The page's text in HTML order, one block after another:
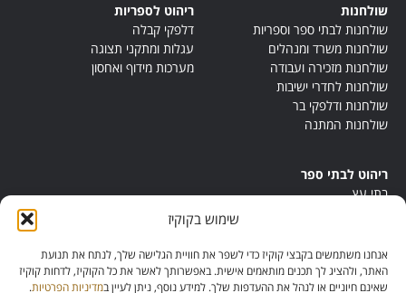
שימוש בקוקיז
אנחנו משתמשים בקבצי קוקיז כדי לשפר את חוויית הגלישה שלך, לנתח את תנועת
האתר, ולהציג לך תכנים מותאמים אישית. באפשרותך לאשר את כל הקוקיז, לדחות קוקיז
שאינם חיוניים או לנהל את ההעדפות שלך. למידע נוסף, ניתן לעיין במדיניות הפרטיות.
שולחנות
שולחנות לבתי ספר וספריות
שולחנות משרד ומנהלים
שולחנות מזכירה ועבודה
שולחנות לחדרי ישיבות
שולחנות ודלפקי בר
שולחנות המתנה
ריהוט לספריות
דלפקי קבלה
עגלות ומתקני תצוגה
מערכות מידוף ואחסון
ריהוט לבתי ספר
בתי עץ
ריהוט מונטסורי
ריהוט אנתרופוסופי